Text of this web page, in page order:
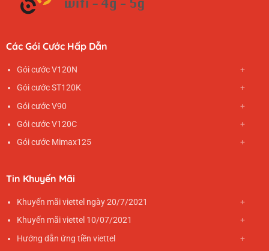
Các Gói Cước Hấp Dẫn
Gói cước V120N
Gói cước ST120K
Gói cước V90
Gói cước V120C
Gói cước Mimax125
Tin Khuyến Mãi
Khuyến mãi viettel ngày 20/7/2021
Khuyến mãi viettel 10/07/2021
Hướng dẫn ứng tiền viettel